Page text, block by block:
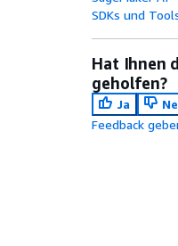
SDKs und
Hat Ihnen
geholfen?
Ja
Feedback